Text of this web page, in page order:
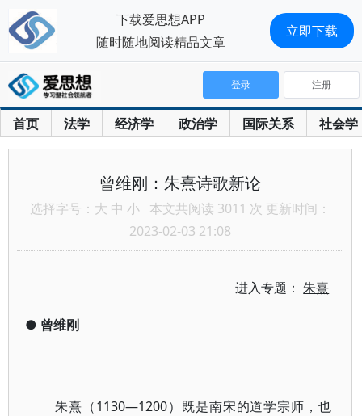
首页 法学 经济学 政治学 国际关系 社会学
登录 注册
曾维刚：朱熹诗歌新论
选择字号： 大 中 小 本文共阅读 3011 次 更新时间：
2023-02-03 21:08
进入专题：朱熹
● 曾维刚
朱熹（1130—1200）既是南宋的道学宗师，也
下载爱思想APP
随时随地阅读精品文章
立即下载